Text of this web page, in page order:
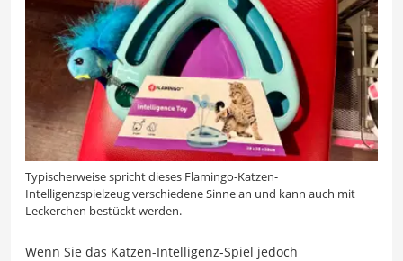
Typischerweise spricht dieses Flamingo-Katzen-
Intelligenzspielzeug verschiedene Sinne an und kann auch mit
Leckerchen bestückt werden.
Wenn Sie das Katzen-Intelligenz-Spiel jedoch